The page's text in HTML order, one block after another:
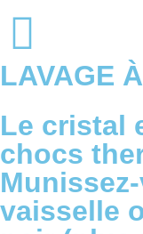
LAVAGE
Le cristal
chocs
vaisselle